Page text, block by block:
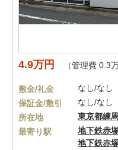
4.9万円 （管理費 0.3
敷金/礼金
なし/なし
保証金/敷引
なし/なし
所在地
東京都練
最寄り駅
地下鉄赤
地下鉄赤